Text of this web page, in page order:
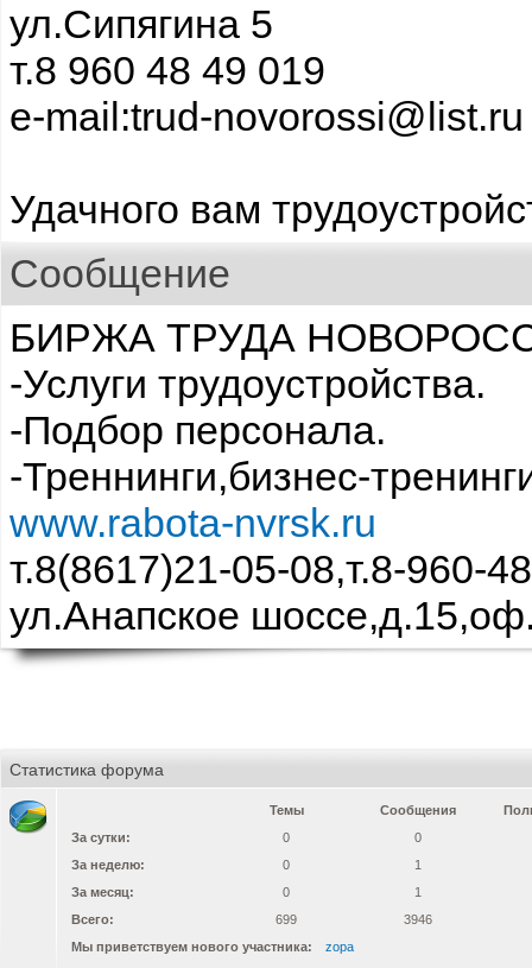
ул.Сипягина 5
т.8 960 48 49 019
e-mail:trud-novorossi@list.ru
Удачного вам
Сообщение
БИРЖА ТРУДА
-Услуги трудоустройства.
-Подбор персонала.
-Треннинги,бизнес-
www.rabota-nvrsk.ru
т.8(8617)21-05-08,т.8-960-
ул.Анапское
Статистика форума
Темы Сообщения
За сутки:
0
0
За неделю:
0
1
За месяц:
0
1
Всего:
699
3946
Мы приветствуем нового участника:
zopa